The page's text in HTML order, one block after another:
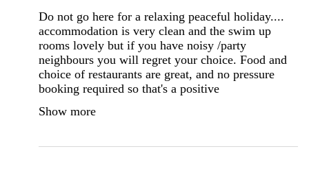
Do not go here for a relaxing peaceful holiday....
accommodation is very clean and the swim up
rooms lovely but if you have noisy /party
neighbours you will regret your choice. Food and
choice of restaurants are great, and no pressure
booking required so that's a positive
Show more